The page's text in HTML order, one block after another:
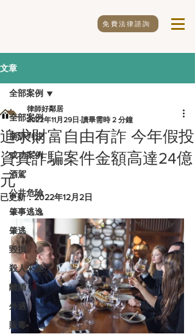
免費法律諮詢
文章
全部案例
勝訴判決
成功案例
酒駕
公共危險
肇事逃逸
肇逃
毀損
殺人未遂
離婚
外遇
販毒
全部案例
追求財富自由有詐 今年假投
資真詐騙案件金額高達24億
元
律師好鄰居
2022年11月29日 讀畢需時 2 分鐘
已更新：2022年12月2日